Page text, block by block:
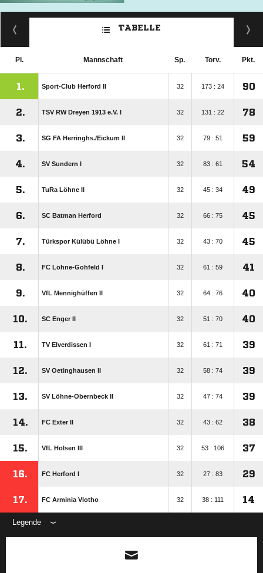
TABELLE
Pl. Mannschaft Sp. Torv. Pkt.
1. Sport-Club Herford II 32 173 : 24 90
2. TSV RW Dreyen 1913 e.V. I 32 131 : 22 78
3. SG FA Herringhs./​Eickum II 32 79 : 51 59
4. SV Sundern I 32 83 : 61 54
5. TuRa Löhne II 32 45 : 34 49
6. SC Batman Herford 32 66 : 75 45
7. Türkspor Külübü Löhne I 32 43 : 70 45
8. FC Löhne-Gohfeld I 32 61 : 59 41
9. VfL Mennighüffen II 32 64 : 76 40
10. SC Enger II 32 51 : 70 40
11. TV Elverdissen I 32 61 : 71 39
12. SV Oetinghausen II 32 58 : 74 39
13. SV Löhne-Obernbeck II 32 47 : 74 39
14. FC Exter II 32 43 : 62 38
15. VfL Holsen III 32 53 : 106 37
16. FC Herford I 32 27 : 83 29
17. FC Arminia Vlotho 32 38 : 111 14
Legende
ANZEIGE